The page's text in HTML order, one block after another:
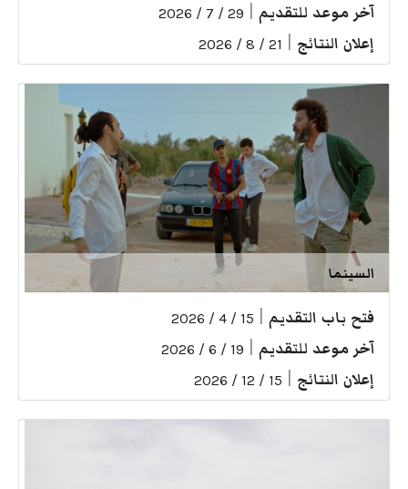
آخر موعد للتقديم 29 / 7 / 2026
إعلان النتائج 21 / 8 / 2026
السينما
فتح باب التقديم 15 / 4 / 2026
آخر موعد للتقديم 19 / 6 / 2026
إعلان النتائج 15 / 12 / 2026